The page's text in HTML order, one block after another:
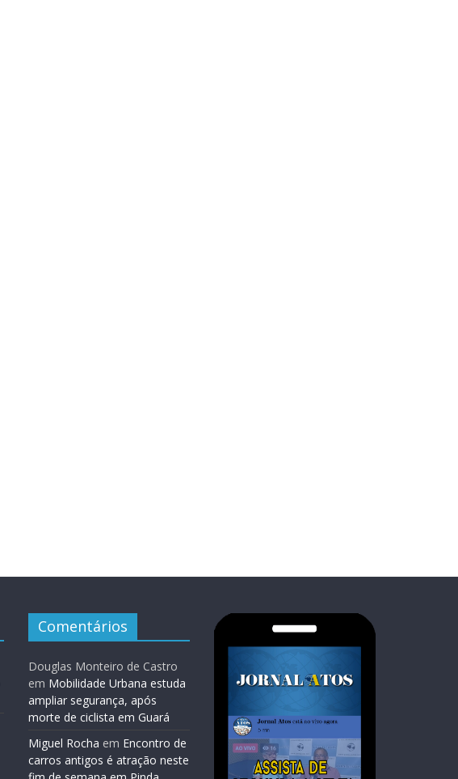
Comentários
Douglas Monteiro de Castro
em Mobilidade Urbana estuda
ampliar segurança, após
morte de ciclista em Guará
Miguel Rocha em Encontro de
carros antigos é atração neste